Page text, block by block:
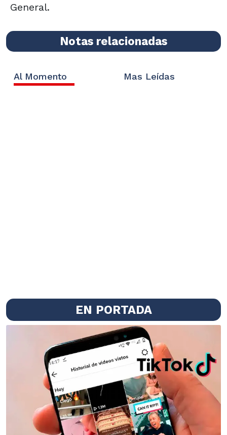
General.
Notas relacionadas
Al Momento Mas Leídas
EN PORTADA